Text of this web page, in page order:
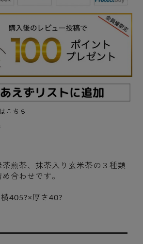
こちら
煎茶、抹茶入り玄米茶の３種類
合わせです。
405?×厚さ40?